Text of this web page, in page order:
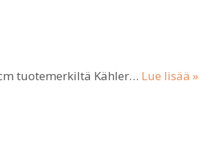
tuotemerkiltä Kähler… Lue lisää »